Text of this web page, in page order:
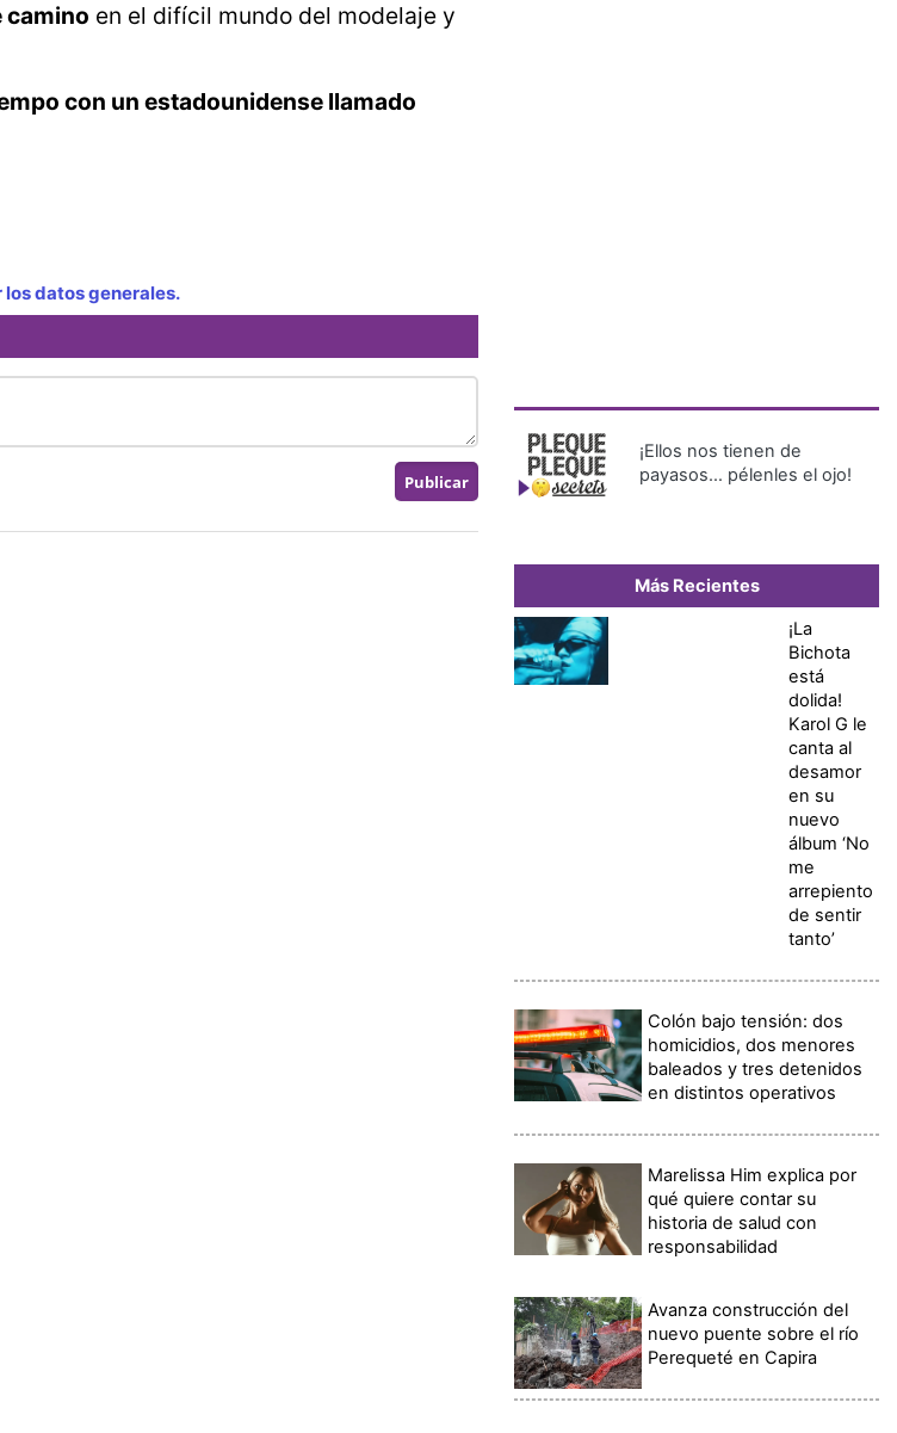
camino en el difícil mundo del modelaje y
con un estadounidense llamado
datos generales.
¡Ellos nos tienen de
payasos… pélenles el ojo!
Más Recientes
¡La
Bichota
está
dolida!
Karol G le
canta al
desamor
en su
nuevo
álbum ‘No
me
arrepiento
de sentir
tanto’
Colón bajo tensión: dos
homicidios, dos menores
baleados y tres detenidos
en distintos operativos
Marelissa Him explica por
qué quiere contar su
historia de salud con
responsabilidad
Avanza construcción del
nuevo puente sobre el río
Perequeté en Capira